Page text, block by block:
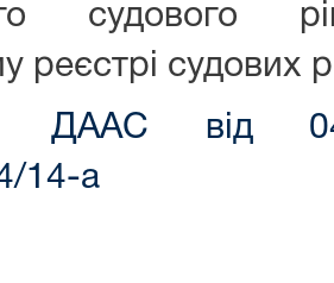
реєстрі судових
ДААС від
14-а